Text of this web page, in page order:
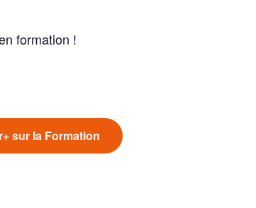
formation !
sur la Formation